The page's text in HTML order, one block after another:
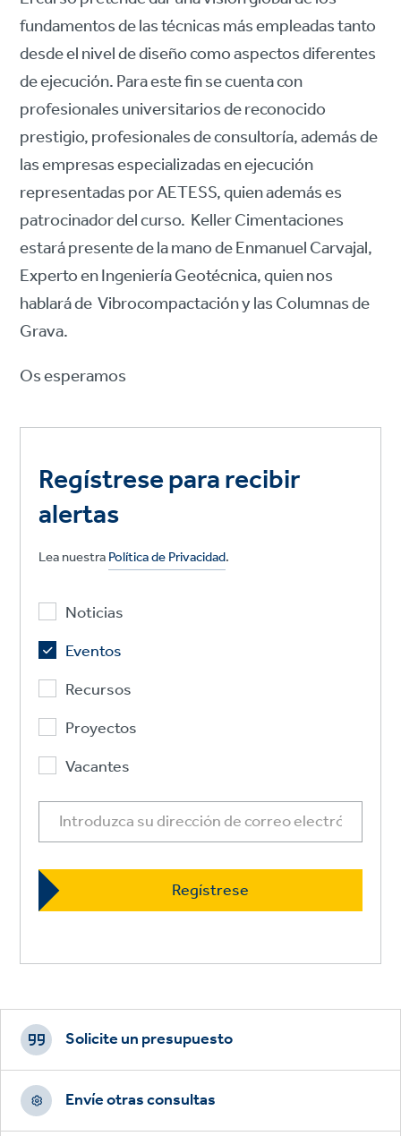
fundamentos de las técnicas más empleadas tanto
desde el nivel de diseño como aspectos diferentes
de ejecución. Para este fin se cuenta con
profesionales universitarios de reconocido
prestigio, profesionales de consultoría, además de
las empresas especializadas en ejecución
representadas por AETESS, quien además es
patrocinador del curso. Keller Cimentaciones
estará presente de la mano de Enmanuel Carvajal,
Experto en Ingeniería Geotécnica, quien nos
hablará de Vibrocompactación y las Columnas de
Grava.
Os esperamos
Regístrese para recibir
alertas
Lea nuestraPolítica de Privacidad.
Noticias
Eventos
Recursos
Proyectos
Vacantes
Footer
CTAs
Solicite un presupuesto
Envíe otras consultas